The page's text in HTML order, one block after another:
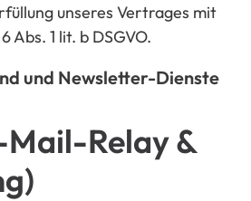
unseres Vertrages mit
Abs. 1 lit. b DSGVO.
und Newsletter-Dienste
Mail-Relay &